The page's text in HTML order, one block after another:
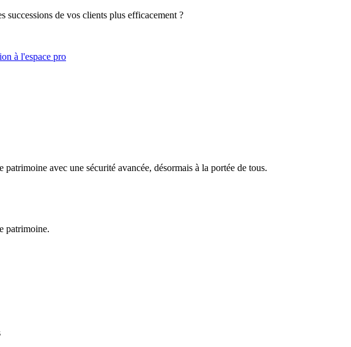
successions de vos clients plus efficacement ?
à l'espace pro
avec une sécurité avancée, désormais à la portée de tous.
patrimoine.